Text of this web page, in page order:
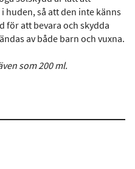
huden, så att den inte känns
för att bevara och skydda
av både barn och vuxna.
som 200 ml.